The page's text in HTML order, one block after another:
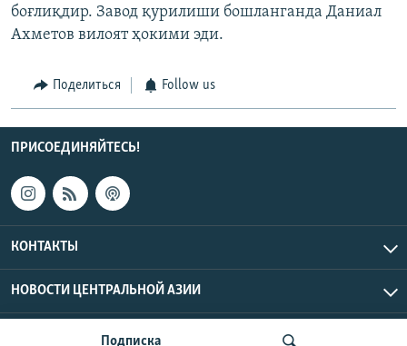
Подписка
боғлиқдир. Завод қурилиши бошланганда Даниал
Ахметов вилоят ҳокими эди.
Поделиться Follow us
ПРИСОЕДИНЯЙТЕСЬ!
КОНТАКТЫ
НОВОСТИ ЦЕНТРАЛЬНОЙ АЗИИ
CENTRAL ASIAN © 2026 RFE/RL, Inc. | Все права защищены.